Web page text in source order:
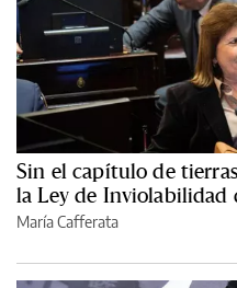
Sin el capítulo de
la Ley de Inviolabilidad
María Cafferata